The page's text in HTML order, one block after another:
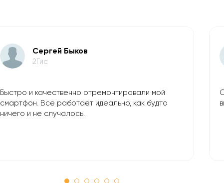
​Сергей Быков
2Гис
Быстро и качественно отремонтировали мой
смартфон. Все работает идеально, как будто
ничего и не случалось.